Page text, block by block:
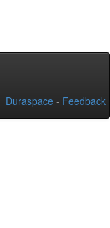
Duraspace - Feedback